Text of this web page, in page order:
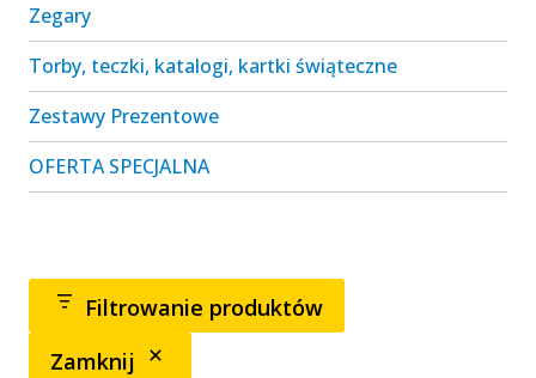
Zegary
Torby, teczki, katalogi, kartki świąteczne
Zestawy Prezentowe
OFERTA SPECJALNA
Filtrowanie produktów
Zamknij